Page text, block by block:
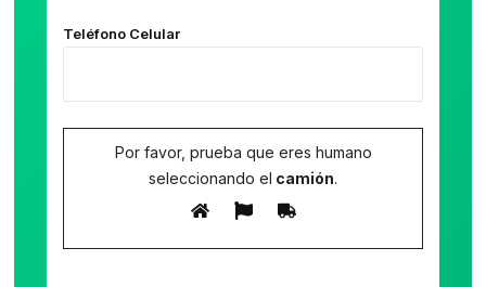
Teléfono Celular
Por favor, prueba que eres humano
seleccionando el camión.